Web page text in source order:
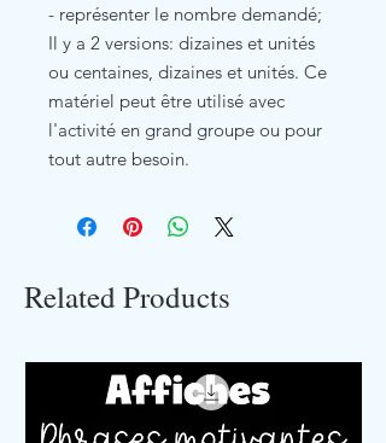
- représenter le nombre demandé;
Il y a 2 versions: dizaines et unités
ou centaines, dizaines et unités. Ce
matériel peut être utilisé avec
l'activité en grand groupe ou pour
tout autre besoin.
Related Products